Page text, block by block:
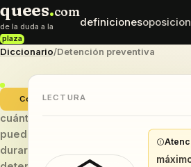
quees.com
de la duda a la
plaza
definiciones
sueldos
retribuciones
frases
Diccionario/Detención preventiva
Constitucional
cuánto
puede
durar una
LECTURA